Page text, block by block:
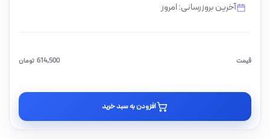
آخرین بروزرسانی: امروز
قیمت تومان 614,500
افزودن به سبد خرید